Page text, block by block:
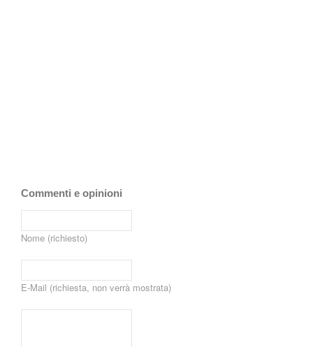
Commenti e opinioni
Nome (richiesto)
E-Mail (richiesta, non verrà mostrata)